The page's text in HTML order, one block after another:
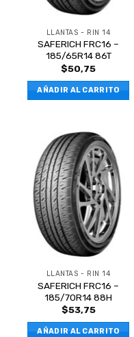
LLANTAS - RIN 14
SAFERICH FRC16 –
185/65R14 86T
$50,75
AÑADIR AL CARRITO
LLANTAS - RIN 14
SAFERICH FRC16 –
185/70R14 88H
$53,75
AÑADIR AL CARRITO